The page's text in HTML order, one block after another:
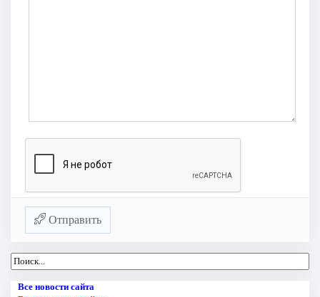
Отправить
Все новости сайта